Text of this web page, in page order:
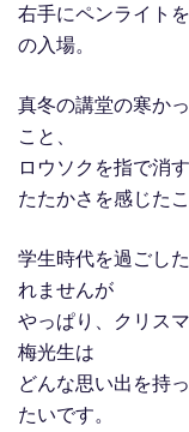
右手にペンライト
の入場。
真冬の講堂の寒か
こと、
ロウソクを指で消
たたかさを感じたこ
学生時代を過ごし
れませんが
やっぱり、クリス
梅光生は
どんな思い出を持
たいです。